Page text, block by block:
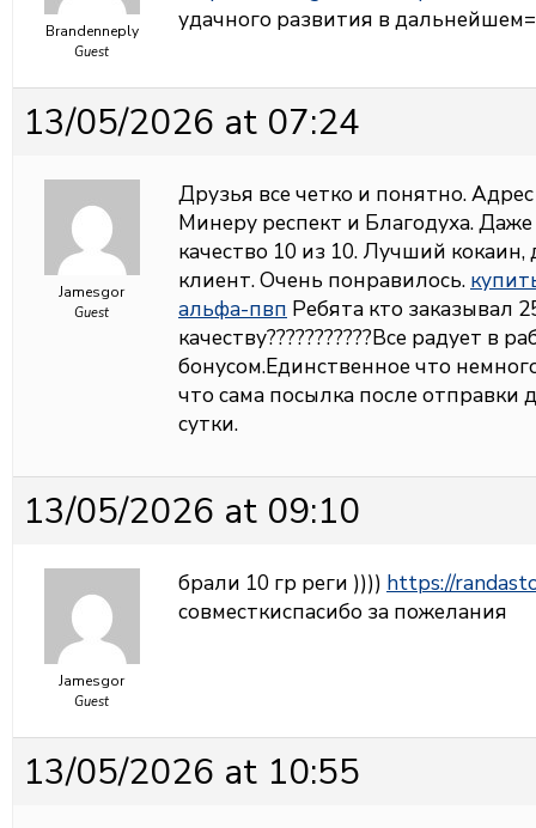
Brandenneply
Guest
удачного развития в
13/05/2026 at 07:24
Jamesgor
Guest
Друзья все четко и понятно.
Минеру респект и Благодуха.
качество 10 из 10. Лучший
клиент. Очень понравилось.
альфа-пвп Ребята кто заказывал
качеству???????????Все радует в
бонусом.Единственное что
что сама посылка после
сутки.
13/05/2026 at 09:10
Jamesgor
Guest
брали 10 гр реги )))) https://
совместкиспасибо за пожелания
13/05/2026 at 10:55